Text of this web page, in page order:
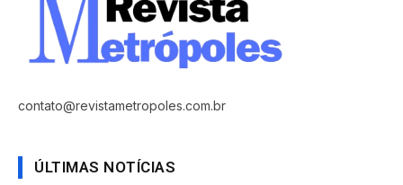
contato@revistametropoles.com.br
ÚLTIMAS NOTÍCIAS